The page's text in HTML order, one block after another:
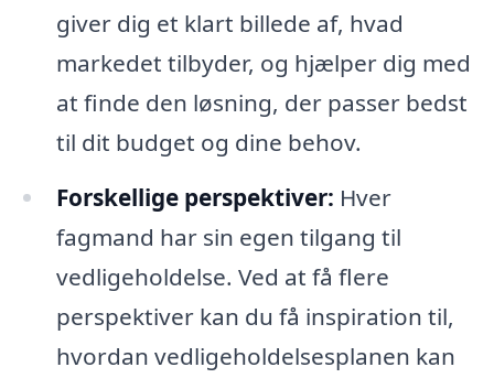
giver dig et klart billede af, hvad
markedet tilbyder, og hjælper dig med
at finde den løsning, der passer bedst
til dit budget og dine behov.
Forskellige perspektiver: Hver
fagmand har sin egen tilgang til
vedligeholdelse. Ved at få flere
perspektiver kan du få inspiration til,
hvordan vedligeholdelsesplanen kan